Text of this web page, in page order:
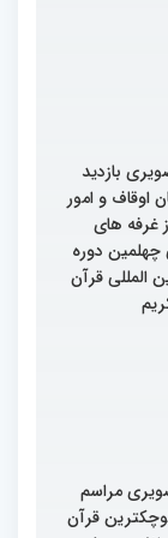
بازدید
اوقاف و امور
غرفه های
چهلمین دوره
المللی قرآن
مراسم
قرآن